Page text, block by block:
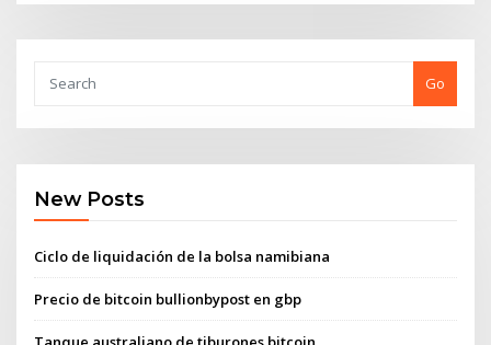
Go
New Posts
Ciclo de liquidación de la bolsa namibiana
Precio de bitcoin bullionbypost en gbp